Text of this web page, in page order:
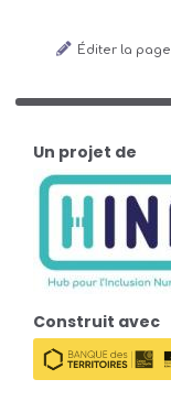
Éditer la page
Un projet de
Construit avec